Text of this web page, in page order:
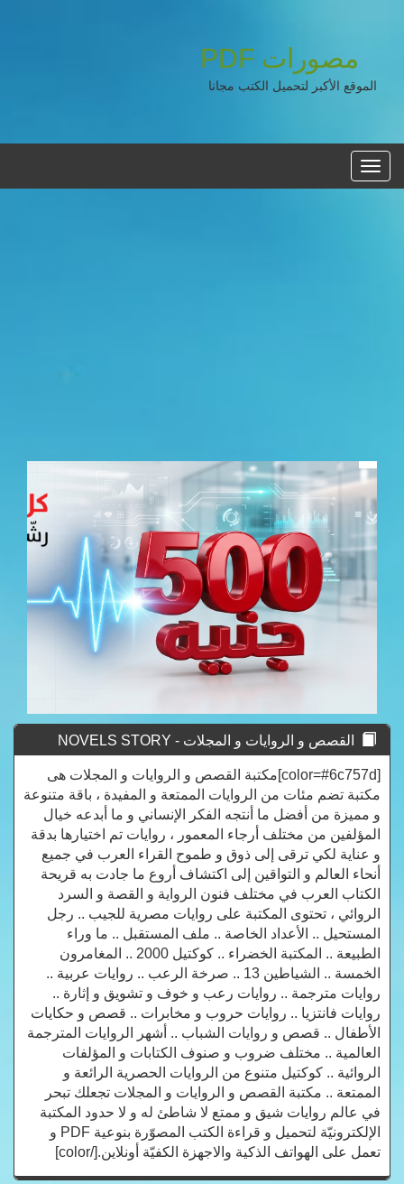
مصورات PDF
الموقع الأكبر لتحميل الكتب مجانا
القائمه
الرئيسية
القصص و الروايات و المجلات - NOVELS STORY
[color=#6c757d]مكتبة القصص و الروايات و المجلات هى
مكتبة تضم مئات من الروايات الممتعة و المفيدة ، باقة متنوعة
و مميزة من أفضل ما أنتجه الفكر الإنساني و ما أبدعه خيال
المؤلفين من مختلف أرجاء المعمور ، روايات تم اختيارها بدقة
و عناية لكي ترقى إلى ذوق و طموح القراء العرب في جميع
أنحاء العالم و التواقين إلى اكتشاف أروع ما جادت به قريحة
الكتاب العرب في مختلف فنون الرواية و القصة و السرد
الروائي ، تحتوى المكتبة على روايات مصرية للجيب .. رجل
المستحيل .. الأعداد الخاصة .. ملف المستقبل .. ما وراء
الطبيعة .. المكتبة الخضراء .. كوكتيل 2000 .. المغامرون
الخمسة .. الشياطين 13 .. صرخة الرعب .. روايات عربية ..
روايات مترجمة .. روايات رعب و خوف و تشويق و إثارة ..
روايات فانتزيا .. روايات حروب و مخابرات .. قصص و حكايات
الأطفال .. قصص و روايات الشباب .. أشهر الروايات المترجمة
العالمية .. مختلف ضروب و صنوف الكتابات و المؤلفات
الروائية .. كوكتيل متنوع من الروايات الحصرية الرائعة و
الممتعة .. مكتبة القصص و الروايات و المجلات تجعلك تبحر
في عالم روايات شيق و ممتع لا شاطئ له و لا حدود المكتبة
الإلكترونيّة لتحميل و قراءة الكتب المصوّرة بنوعية PDF و
تعمل على الهواتف الذكية والاجهزة الكفيّة أونلاين.[/color]